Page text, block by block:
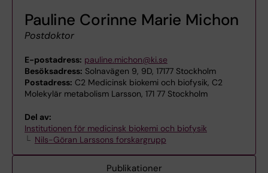
Pauline Corinne Marie Michon
Postdoktor
E-postadress: pauline.michon@ki.se
Besöksadress: Solnavägen 9, 9D, 17177 Stockholm
Postadress: C2 Medicinsk biokemi och biofysik, C2
Molekylär metabolism Larsson, 171 77 Stockholm
Del av:
Institutionen för medicinsk biokemi och biofysik
Nils-Göran Larssons forskargrupp
Publikationer